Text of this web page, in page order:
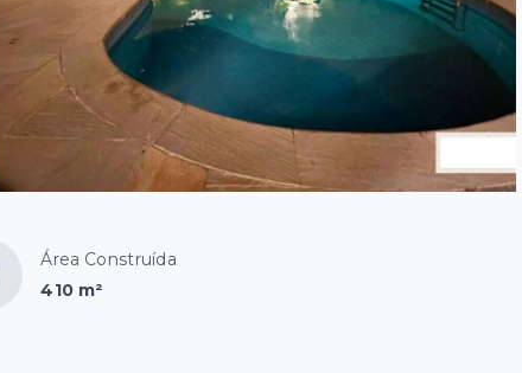
Área Construída
410 m²